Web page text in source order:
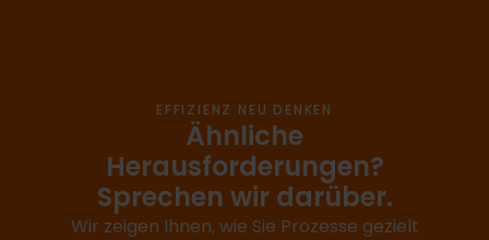
EFFIZIENZ NEU DENKEN
Ähnliche
Herausforderungen?
Sprechen wir darüber.
Wir zeigen Ihnen, wie Sie Prozesse gezielt